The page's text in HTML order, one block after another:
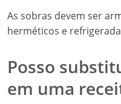
As sobras devem ser
herméticos e
Posso
em uma